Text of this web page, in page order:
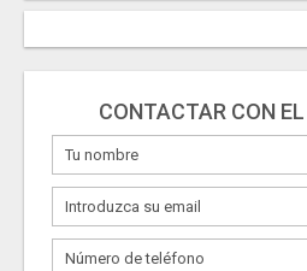
CONTACTAR CON